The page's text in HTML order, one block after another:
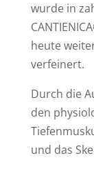
wurde in
heute
verfeinert.
Durch die
den
und das